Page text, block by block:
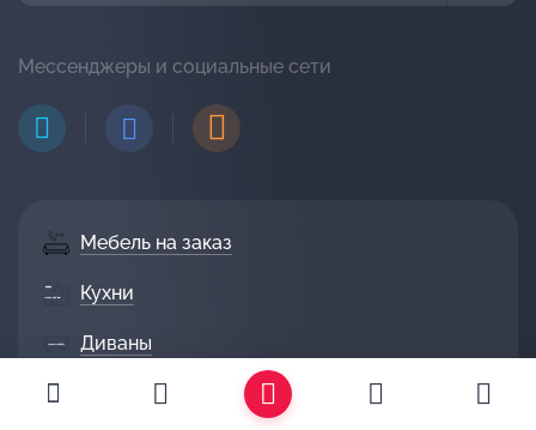
Мебель на заказ
Кухни
Диваны
Гостиные
Мессенджеры и социальные сети